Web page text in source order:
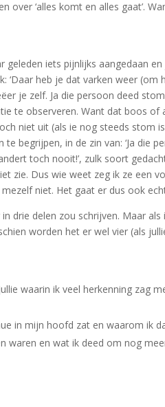
over ‘alles komt en alles gaat’.
geleden iets pijnlijks aangedaan
‘Daar heb je dat varken weer
je zelf. Ja die persoon deed
te observeren. Want dat boos
niet uit (als ie nog steeds stom
begrijpen, in de zin van: ‘Ja die
toch nooit!’, zulk soort
zie. Dus wie weet zeg ik ze een
niet. Het gaat er dus ook
drie delen zou schrijven. Maar
worden het er wel vier (als
waarin ik veel herkenning zag
in mijn hoofd zat en waarom ik
waren en wat ik deed om nog